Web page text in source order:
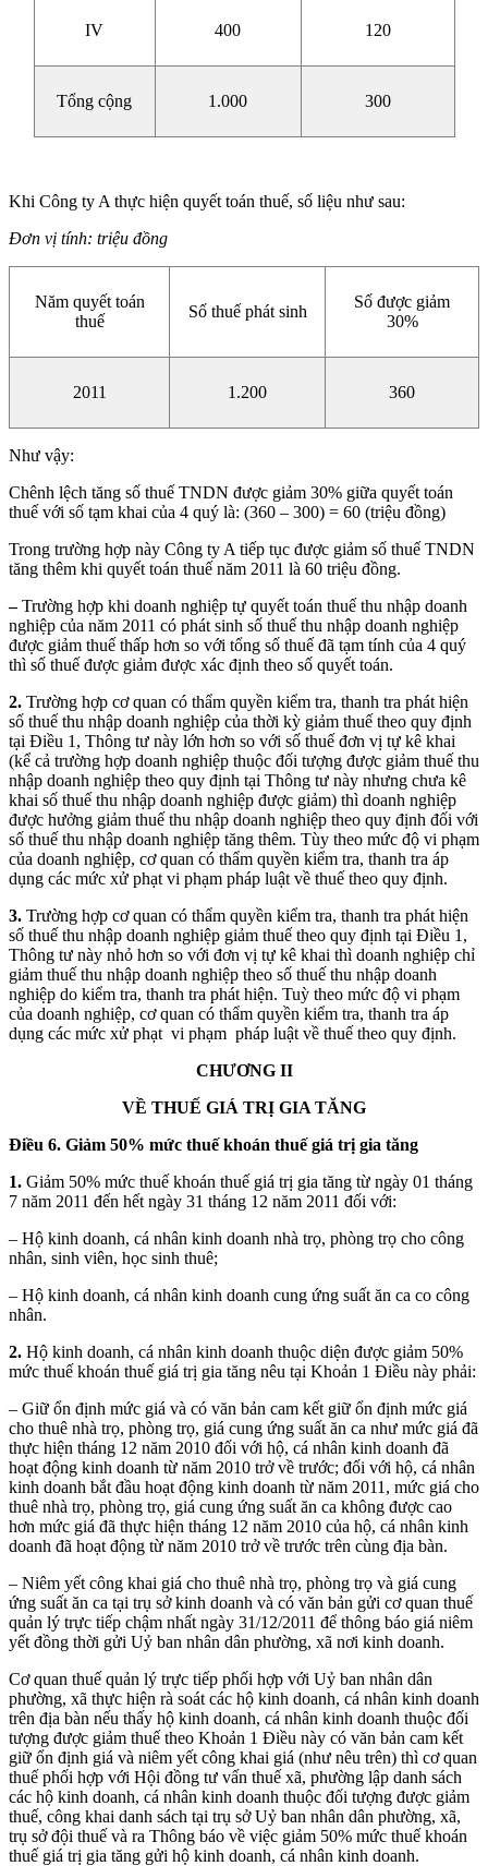
IV 400 120
Tổng cộng 1.000 300
Khi Công ty A thực hiện quyết toán thuế, số liệu như sau:
Đơn vị tính: triệu đồng
Năm quyết toán
thuế
Số thuế phát sinh
Số được giảm
30%
2011 1.200 360
Như vậy:
Chênh lệch tăng số thuế TNDN được giảm 30% giữa quyết toán
thuế với số tạm khai của 4 quý là: (360 – 300) = 60 (triệu đồng)
Trong trường hợp này Công ty A tiếp tục được giảm số thuế TNDN
tăng thêm khi quyết toán thuế năm 2011 là 60 triệu đồng.
–Trường hợp khi doanh nghiệp tự quyết toán thuế thu nhập doanh
nghiệp của năm 2011 có phát sinh số thuế thu nhập doanh nghiệp
được giảm thuế thấp hơn so với tổng số thuế đã tạm tính của 4 quý
thì số thuế được giảm được xác định theo số quyết toán.
2. Trường hợp cơ quan có thẩm quyền kiểm tra, thanh tra phát hiện
số thuế thu nhập doanh nghiệp của thời kỳ giảm thuế theo quy định
tại Điều 1, Thông tư này lớn hơn so với số thuế đơn vị tự kê khai
(kể cả trường hợp doanh nghiệp thuộc đối tượng được giảm thuế thu
nhập doanh nghiệp theo quy định tại Thông tư này nhưng chưa kê
khai số thuế thu nhập doanh nghiệp được giảm) thì doanh nghiệp
được hưởng giảm thuế thu nhập doanh nghiệp theo quy định đối với
số thuế thu nhập doanh nghiệp tăng thêm. Tùy theo mức độ vi phạm
của doanh nghiệp, cơ quan có thẩm quyền kiểm tra, thanh tra áp
dụng các mức xử phạt vi phạm pháp luật về thuế theo quy định.
3. Trường hợp cơ quan có thẩm quyền kiểm tra, thanh tra phát hiện
số thuế thu nhập doanh nghiệp giảm thuế theo quy định tại Điều 1,
Thông tư này nhỏ hơn so với đơn vị tự kê khai thì doanh nghiệp chỉ
giảm thuế thu nhập doanh nghiệp theo số thuế thu nhập doanh
nghiệp do kiểm tra, thanh tra phát hiện. Tuỳ theo mức độ vi phạm
của doanh nghiệp, cơ quan có thẩm quyền kiểm tra, thanh tra áp
dụng các mức xử phạt vi phạm pháp luật về thuế theo quy định.
CHƯƠNG II
VỀ THUẾ GIÁ TRỊ GIA TĂNG
Điều 6. Giảm 50% mức thuế khoán thuế giá trị gia tăng
1. Giảm 50% mức thuế khoán thuế giá trị gia tăng từ ngày 01 tháng
7 năm 2011 đến hết ngày 31 tháng 12 năm 2011 đối với:
– Hộ kinh doanh, cá nhân kinh doanh nhà trọ, phòng trọ cho công
nhân, sinh viên, học sinh thuê;
– Hộ kinh doanh, cá nhân kinh doanh cung ứng suất ăn ca co công
nhân.
2. Hộ kinh doanh, cá nhân kinh doanh thuộc diện được giảm 50%
mức thuế khoán thuế giá trị gia tăng nêu tại Khoản 1 Điều này phải:
– Giữ ổn định mức giá và có văn bản cam kết giữ ổn định mức giá
cho thuê nhà trọ, phòng trọ, giá cung ứng suất ăn ca như mức giá đã
thực hiện tháng 12 năm 2010 đối với hộ, cá nhân kinh doanh đã
hoạt động kinh doanh từ năm 2010 trở về trước; đối với hộ, cá nhân
kinh doanh bắt đầu hoạt động kinh doanh từ năm 2011, mức giá cho
thuê nhà trọ, phòng trọ, giá cung ứng suất ăn ca không được cao
hơn mức giá đã thực hiện tháng 12 năm 2010 của hộ, cá nhân kinh
doanh đã hoạt động từ năm 2010 trở về trước trên cùng địa bàn.
– Niêm yết công khai giá cho thuê nhà trọ, phòng trọ và giá cung
ứng suất ăn ca tại trụ sở kinh doanh và có văn bản gửi cơ quan thuế
quản lý trực tiếp chậm nhất ngày 31/12/2011 để thông báo giá niêm
yết đồng thời gửi Uỷ ban nhân dân phường, xã nơi kinh doanh.
Cơ quan thuế quản lý trực tiếp phối hợp với Uỷ ban nhân dân
phường, xã thực hiện rà soát các hộ kinh doanh, cá nhân kinh doanh
trên địa bàn nếu thấy hộ kinh doanh, cá nhân kinh doanh thuộc đối
tượng được giảm thuế theo Khoản 1 Điều này có văn bản cam kết
giữ ổn định giá và niêm yết công khai giá (như nêu trên) thì cơ quan
thuế phối hợp với Hội đồng tư vấn thuế xã, phường lập danh sách
các hộ kinh doanh, cá nhân kinh doanh thuộc đối tượng được giảm
thuế, công khai danh sách tại trụ sở Uỷ ban nhân dân phường, xã,
trụ sở đội thuế và ra Thông báo về việc giảm 50% mức thuế khoán
thuế giá trị gia tăng gửi hộ kinh doanh, cá nhân kinh doanh.